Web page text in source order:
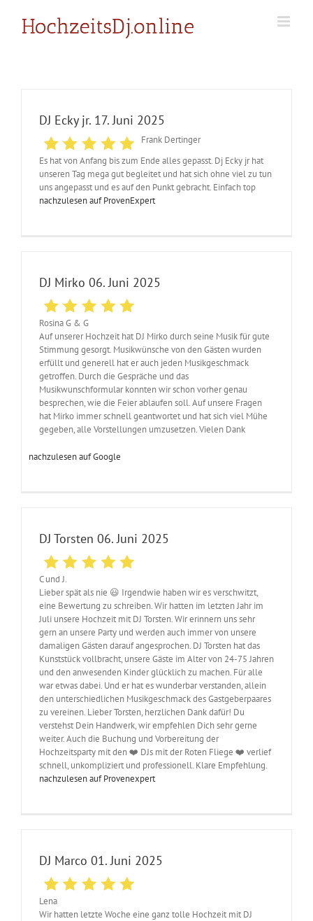
springen
DJ Ecky jr. 17. Juni 2025
Frank Dertinger
Es hat von Anfang bis zum Ende alles gepasst. Dj Ecky jr hat
unseren Tag mega gut begleitet und hat sich ohne viel zu tun
uns angepasst und es auf den Punkt gebracht. Einfach top
nachzulesen auf ProvenExpert
DJ Mirko 06. Juni 2025
Rosina G & G
Auf unserer Hochzeit hat DJ Mirko durch seine Musik für gute
Stimmung gesorgt. Musikwünsche von den Gästen wurden
erfüllt und generell hat er auch jeden Musikgeschmack
getroffen. Durch die Gespräche und das
Musikwunschformular konnten wir schon vorher genau
besprechen, wie die Feier ablaufen soll. Auf unsere Fragen
hat Mirko immer schnell geantwortet und hat sich viel Mühe
gegeben, alle Vorstellungen umzusetzen. Vielen Dank
nachzulesen auf Google
DJ Torsten 06. Juni 2025
C und J.
Lieber spät als nie 😃 Irgendwie haben wir es verschwitzt,
eine Bewertung zu schreiben. Wir hatten im letzten Jahr im
Juli unsere Hochzeit mit DJ Torsten. Wir erinnern uns sehr
gern an unsere Party und werden auch immer von unsere
damaligen Gästen darauf angesprochen. DJ Torsten hat das
Kunststück vollbracht, unsere Gäste im Alter von 24-75 Jahren
und den anwesenden Kinder glücklich zu machen. Für alle
war etwas dabei. Und er hat es wunderbar verstanden, allein
den unterschiedlichen Musikgeschmack des Gastgeberpaares
zu vereinen. Lieber Torsten, herzlichen Dank dafür! Du
verstehst Dein Handwerk, wir empfehlen Dich sehr gerne
weiter. Auch die Buchung und Vorbereitung der
Hochzeitsparty mit den ❤️ DJs mit der Roten Fliege ❤️ verlief
schnell, unkompliziert und professionell. Klare Empfehlung.
nachzulesen auf Provenexpert
DJ Marco 01. Juni 2025
Lena
Wir hatten letzte Woche eine ganz tolle Hochzeit mit DJ